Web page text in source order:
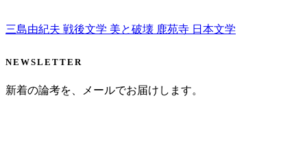
三島由紀夫 戦後文学 美と破壊 鹿苑寺 日本文学
NEWSLETTER
新着の論考を、メールでお届けします。